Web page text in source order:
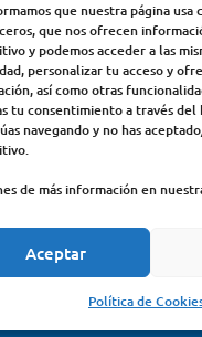
que nuestra página
que nos ofrecen
y podemos acceder a las
personalizar tu acceso y
así como otras
tu consentimiento a través del
navegando y no has
de más información en
Aceptar
Política de
AVISO LEGAL